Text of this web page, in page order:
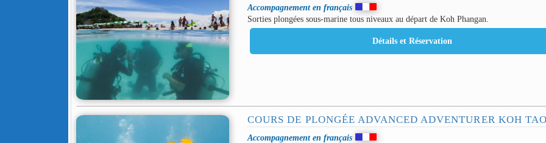
Accompagnement en français
Sorties plongées sous-marine tous niveaux au départ de Koh Phangan.
COURS DE PLONGÉE ADVANCED ADVENTURER KOH
Accompagnement en français